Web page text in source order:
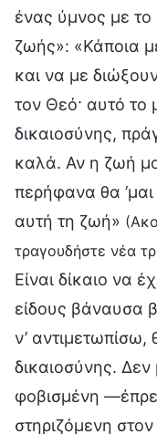
ένας ύμνος με
ζωής»: «Κάποια
και να με
τον Θεό· αυτό το
δικαιοσύνης,
καλά. Αν η ζωή
περήφανα θα
αυτή τη ζωή»
τραγουδήστε νέα
Είναι δίκαιο να
είδους βάναυσα
ν’
δικαιοσύνης.
φοβισμένη
στηριζόμενη